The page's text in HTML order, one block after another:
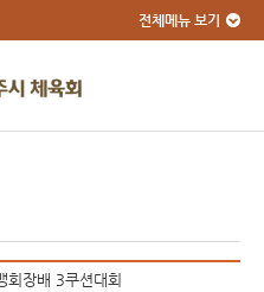
전체메뉴 보기
회장배 3쿠션대회